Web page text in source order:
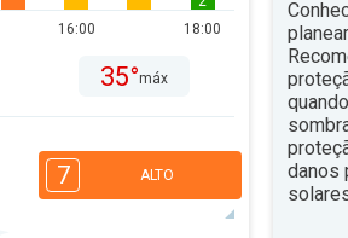
16:00
18:00
35°máx
7 ALTO
danos